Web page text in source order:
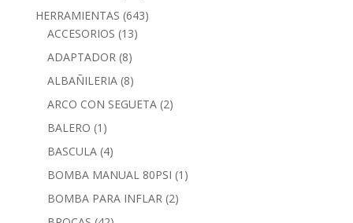
HERRAMIENTAS (643)
ACCESORIOS (13)
ADAPTADOR (8)
ALBAÑILERIA (8)
ARCO CON SEGUETA (2)
BALERO (1)
BASCULA (4)
BOMBA MANUAL 80PSI (1)
BOMBA PARA INFLAR (2)